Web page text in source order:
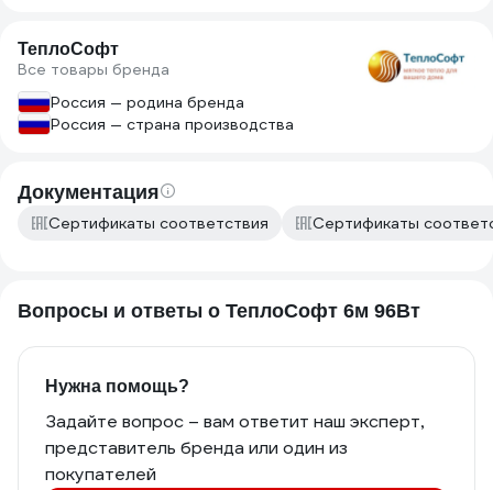
ТеплоСофт
Все товары бренда
Россия — родина бренда
Россия — страна производства
Документация
Сертификаты соответствия Сертификаты
Вопросы и ответы о ТеплоСофт 6м 96Вт
Нужна помощь?
Задайте вопрос – вам ответит наш эксперт,
представитель бренда или один из
покупателей